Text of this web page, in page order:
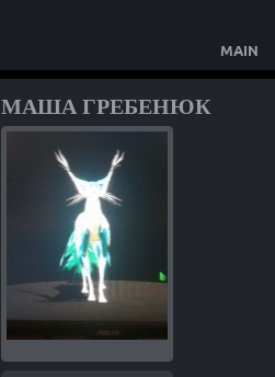
MAIN
МАША ГРЕБЕНЮК